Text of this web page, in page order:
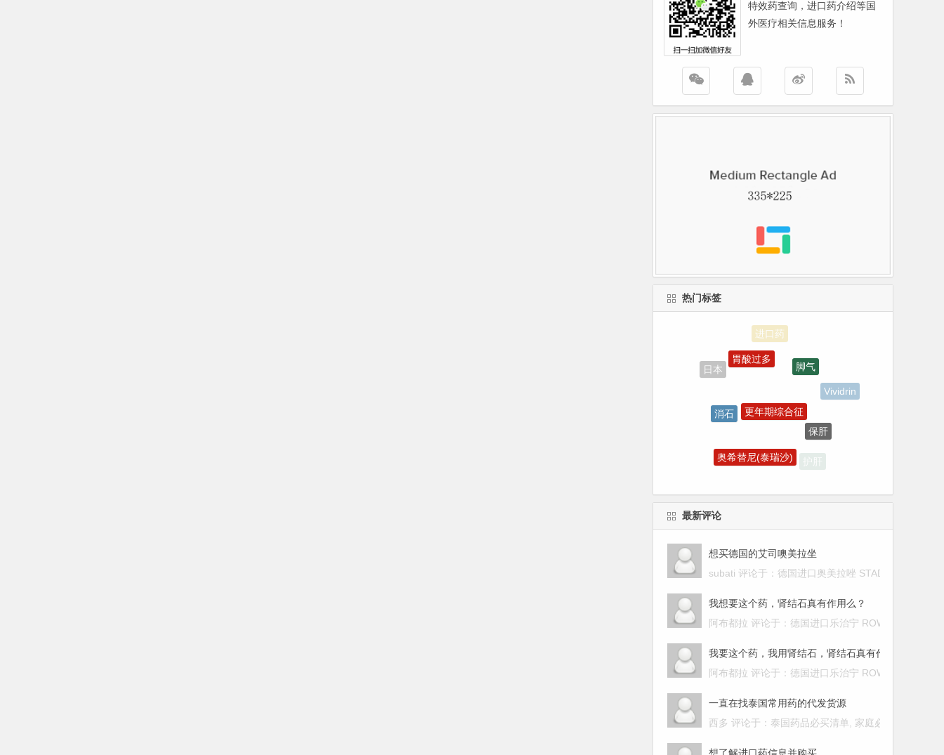
特效药查询，进口药介绍等国
外医疗相关信息服务！
热门标签
日本
胃酸过多
Vividrin
护肝
最新评论
想买德国的艾司噢美拉坐
subati 评论于：德国进口奥美拉唑 STADA
我想要这个药，肾结石真有作用么？
阿布都拉 评论于：德国进口乐治宁 ROWATINEX 肾
我要这个药，我用肾结石，肾结石真有作用么？
阿布都拉 评论于：德国进口乐治宁 ROWATINEX 肾
一直在找泰国常用药的代发货源
西多 评论于： 泰国药品必买清单, 家庭必备的20款进